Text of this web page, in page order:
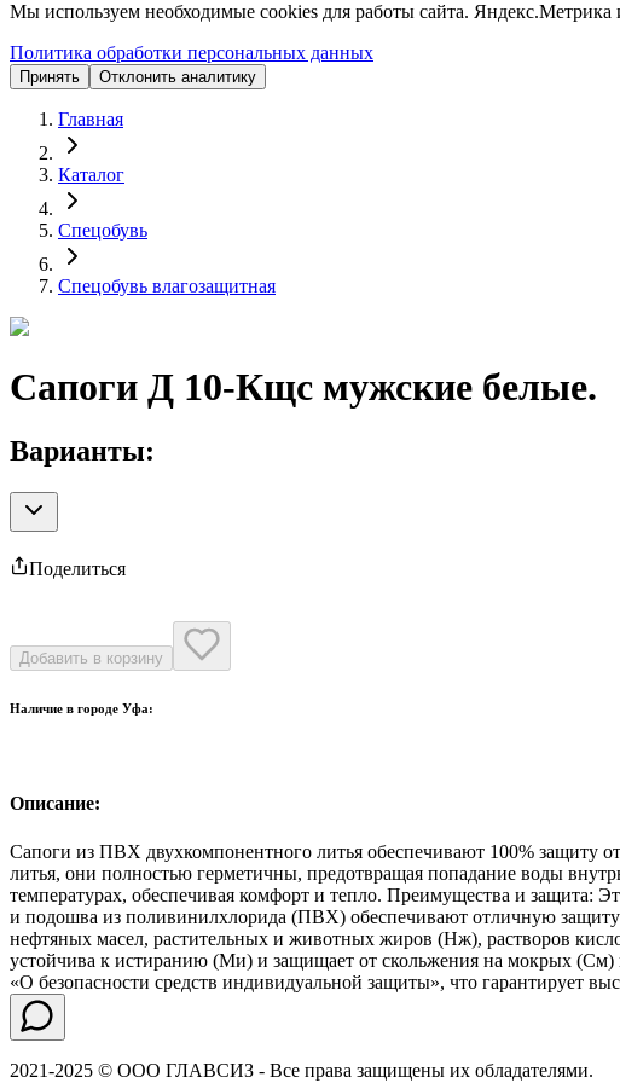
Мы используем необходимые cookies для работы сайта. Яндекс.Метрика
Политика обработки персональных данных
Принять Отклонить аналитику
Главная
Каталог
Спецобувь
Спецобувь влагозащитная
Сапоги Д 10-Кщс мужские белые.
Варианты:
Поделиться
Добавить в корзину
Наличие в городе Уфа:
Описание:
Сапоги из ПВХ двухкомпонентного литья обеспечивают 100% защиту
литья, они полностью герметичны, предотвращая попадание воды
температурах, обеспечивая комфорт и тепло. Преимущества и
и подошва из поливинилхлорида (ПВХ) обеспечивают отличную
нефтяных масел, растительных и животных жиров (Нж), растворов
устойчива к истиранию (Ми) и защищает от скольжения на мокрых (См)
«О безопасности средств индивидуальной защиты», что гарантирует
2021-2025 © ООО ГЛАВСИЗ - Все права защищены их обладателями.